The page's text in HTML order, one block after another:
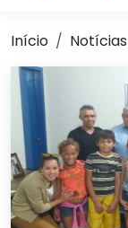
Início Notícias